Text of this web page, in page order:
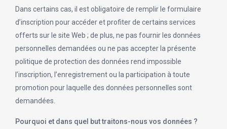
Dans certains cas, il est obligatoire de remplir le formulaire
d’inscription pour accéder et profiter de certains services
offerts sur le site Web ; de plus, ne pas fournir les données
personnelles demandées ou ne pas accepter la présente
politique de protection des données rend impossible
l’inscription, l’enregistrement ou la participation à toute
promotion pour laquelle des données personnelles sont
demandées.
Pourquoi et dans quel but traitons-nous vos données ?